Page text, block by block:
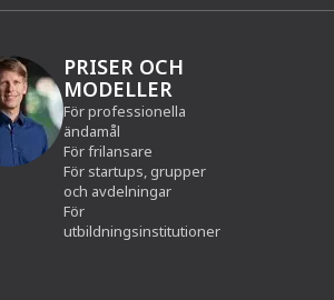
PRISER OCH
MODELLER
För professionella
ändamål
För frilansare
För startups, grupper
och avdelningar
För
utbildningsinstitutioner